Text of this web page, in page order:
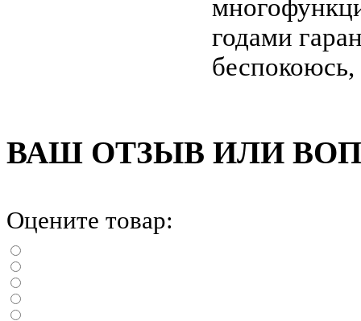
годами
беспокоюсь,
ВАШ ОТЗЫВ ИЛИ
Оцените товар: